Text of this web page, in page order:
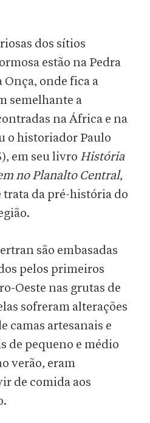
dos sítios
estão na Pedra
Onça, onde fica a
semelhante a
na África e na
o historiador Paulo
em seu livro História
no Planalto Central,
trata da pré-história do
são embasadas
pelos primeiros
Oeste nas grutas de
sofreram alterações
camas artesanais e
de pequeno e médio
verão, eram
de comida aos